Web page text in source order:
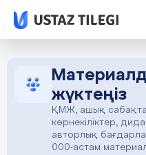
жүктеңіз
ҚМЖ, ашық
көрнекіліктер,
авторлық
000-астам